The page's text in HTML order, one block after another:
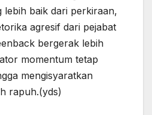
lebih baik dari perkiraan,
agresif dari pejabat
bergerak lebih
momentum tetap
mengisyaratkan
rapuh.(yds)